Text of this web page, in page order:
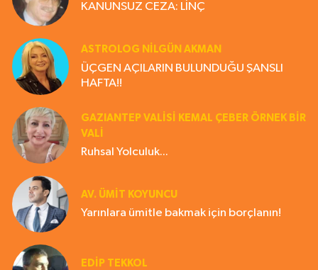
KANUNSUZ CEZA: LİNÇ
ASTROLOG NILGÜN AKMAN
ÜÇGEN AÇILARIN BULUNDUĞU ŞANSLI
HAFTA!!
GAZIANTEP VALISI KEMAL ÇEBER ÖRNEK BİR
VALİ
Ruhsal Yolculuk...
AV. ÜMIT KOYUNCU
Yarınlara ümitle bakmak için borçlanın!
EDIP TEKKOL